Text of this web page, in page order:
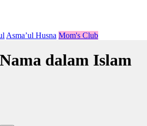
Asma’ul Husna Mom's Club
dalam Islam